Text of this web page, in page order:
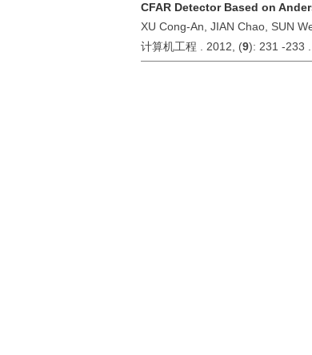
CFAR Detector Based on
XU Cong-An, JIAN Chao, SUN
计算机工程 . 2012, (9): 231 -233